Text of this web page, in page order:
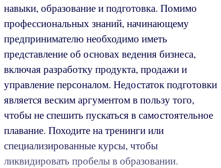
навыки, образование и подготовка. Помимо
профессиональных знаний, начинающему
предпринимателю необходимо иметь
представление об основах ведения бизнеса,
включая разработку продукта, продажи и
управление персоналом. Недостаток подготовки
является веским аргументом в пользу того,
чтобы не спешить пускаться в самостоятельное
плавание. Походите на тренинги или
специализированные курсы, чтобы
ликвидировать пробелы в образовании.